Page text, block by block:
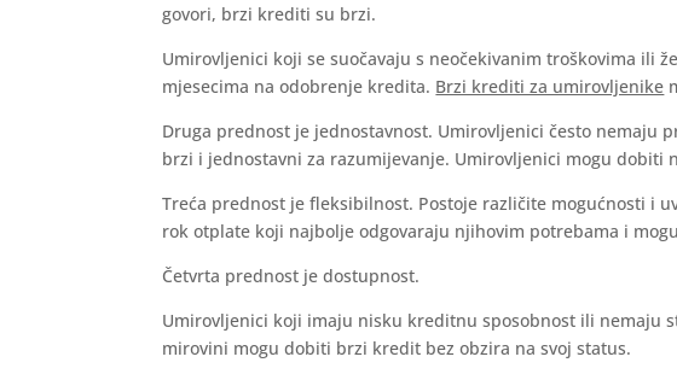
govori, brzi krediti su brzi.
Umirovljenici koji se suočavaju s neočekivanim troškovima
mjesecima na odobrenje kredita. Brzi krediti za umirovljenike
Druga prednost je jednostavnost. Umirovljenici često
brzi i jednostavni za razumijevanje. Umirovljenici mogu
Treća prednost je fleksibilnost. Postoje različite mogućnosti i
rok otplate koji najbolje odgovaraju njihovim potrebama i
Četvrta prednost je dostupnost.
Umirovljenici koji imaju nisku kreditnu sposobnost ili nemaju
mirovini mogu dobiti brzi kredit bez obzira na svoj status.